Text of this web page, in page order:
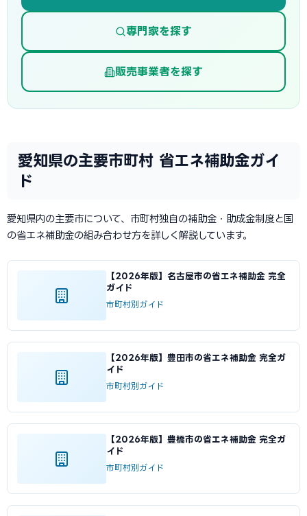
専門家を探す
販売事業者を探す
愛知県の主要市町村 省エネ補助金ガイ
ド
愛知県内の主要市について、市町村独自の補助金・助成金制度と国
の省エネ補助金の組み合わせ方を詳しく解説しています。
【2026年版】名古屋市の省エネ補助金 完全
ガイド
市町村別ガイド
【2026年版】豊田市の省エネ補助金 完全ガ
イド
市町村別ガイド
【2026年版】豊橋市の省エネ補助金 完全ガ
イド
市町村別ガイド